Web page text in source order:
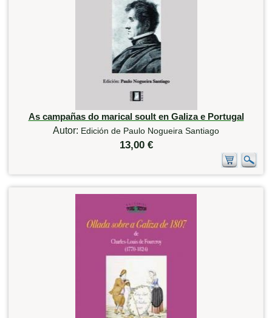
As campañas do marical soult en Galiza e Portugal
Autor: Edición de Paulo Nogueira Santiago
13,00 €